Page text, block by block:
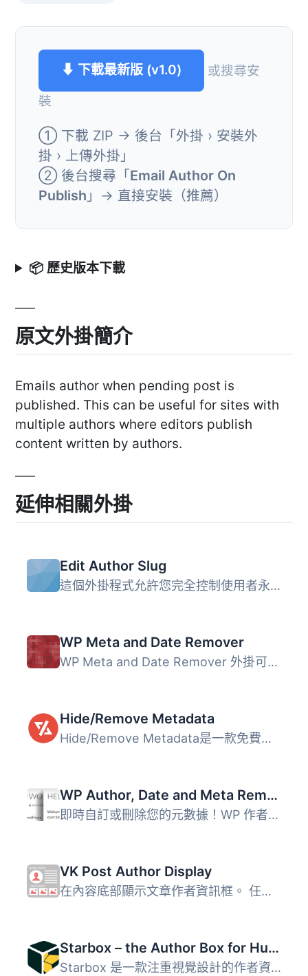
⬇ 下載最新版 (v1.0)
或搜尋安
裝
① 下載 ZIP → 後台「外掛 › 安裝外
掛 › 上傳外掛」
② 後台搜尋「Email Author On
Publish 」→ 直接安裝（推薦）
📦 歷史版本下載
原文外掛簡介
Emails author when pending post is
published. This can be useful for sites with
multiple authors where editors publish
content written by authors.
延伸相關外掛
Edit Author Slug
這個外掛程式允許您完全控制使用者永久網址，讓您可以更改作...
WP Meta and Date Remover
WP Meta and Date Remover 外掛可輕鬆移除 WordPress 文章和...
Hide/Remove Metadata
Hide/Remove Metadata是一款免費、簡單而非常實用的WordPress...
WP Author, Date and Meta Remover
即時自訂或刪除您的元數據！WP 作者、日期和元數據移除 Pro+...
VK Post Author Display
在內容底部顯示文章作者資訊框。 任意區段 1
Starbox – the Author Box for Humans
Starbox 是一款注重視覺設計的作者資訊欄外掛，提供多種專業...